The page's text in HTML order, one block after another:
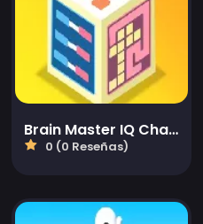
Brain Master IQ Challenge 2
0 (0 Reseñas)